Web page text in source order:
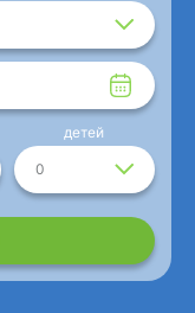
0
детей